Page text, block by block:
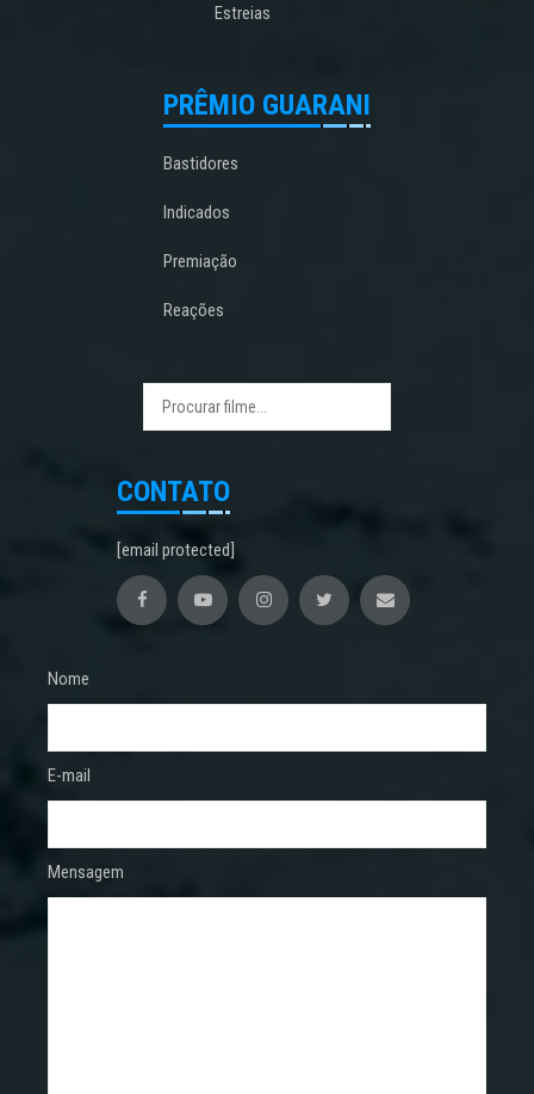
Estreias
PRÊMIO GUARANI
Bastidores
Indicados
Premiação
Reações
CONTATO
[email protected]
Nome
E-mail
Mensagem